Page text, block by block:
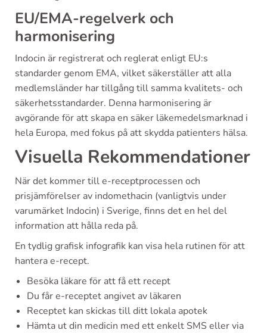
EU/EMA-regelverk och
harmonisering
Indocin är registrerat och reglerat enligt EU:s
standarder genom EMA, vilket säkerställer att alla
medlemsländer har tillgång till samma kvalitets- och
säkerhetsstandarder. Denna harmonisering är
avgörande för att skapa en säker läkemedelsmarknad i
hela Europa, med fokus på att skydda patienters hälsa.
Visuella Rekommendationer
När det kommer till e-receptprocessen och
prisjämförelser av indomethacin (vanligtvis under
varumärket Indocin) i Sverige, finns det en hel del
information att hålla reda på.
En tydlig grafisk infografik kan visa hela rutinen för att
hantera e-recept.
Besöka läkare för att få ett recept
Du får e-receptet angivet av läkaren
Receptet kan skickas till ditt lokala apotek
Hämta ut din medicin med ett enkelt SMS eller via